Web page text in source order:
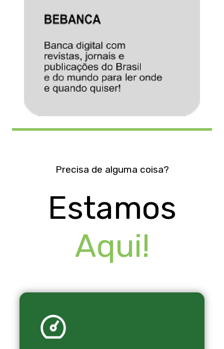
Precisa de alguma coisa?
Estamos
Aqui!